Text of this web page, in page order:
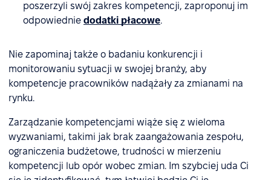
poszerzyli swój zakres kompetencji, zaproponuj im
odpowiednie dodatki płacowe.
Nie zapominaj także o badaniu konkurencji i
monitorowaniu sytuacji w swojej branży, aby
kompetencje pracowników nadążały za zmianami na
rynku.
Zarządzanie kompetencjami wiąże się z wieloma
wyzwaniami, takimi jak brak zaangażowania zespołu,
ograniczenia budżetowe, trudności w mierzeniu
kompetencji lub opór wobec zmian. Im szybciej uda Ci